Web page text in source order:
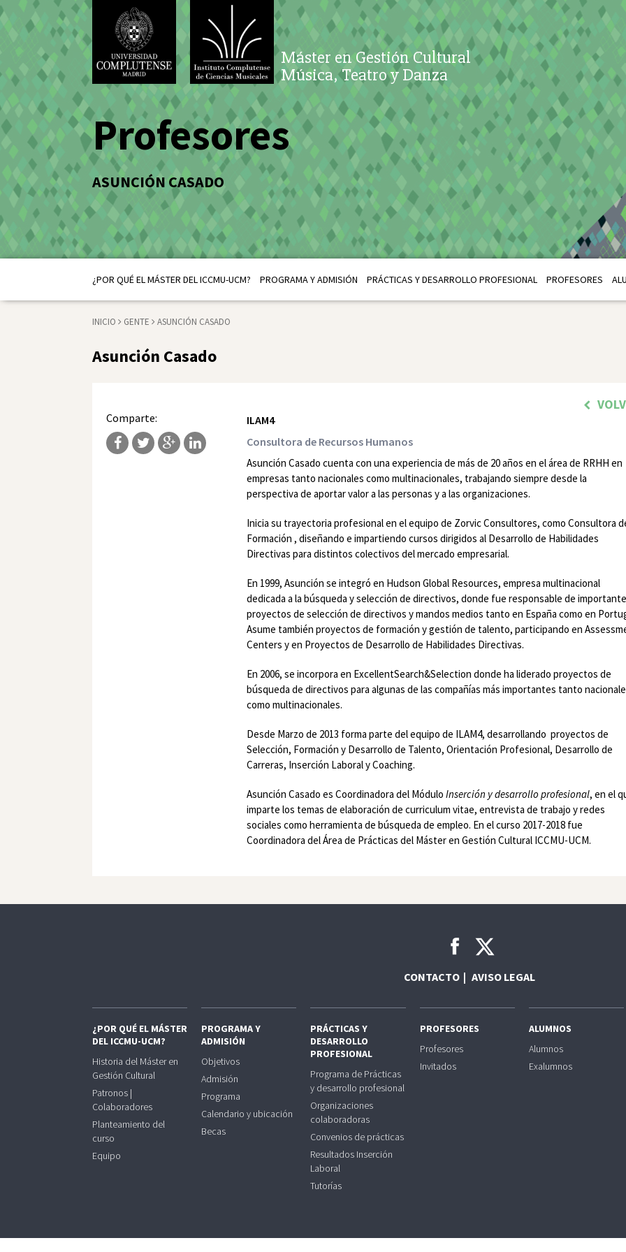
Máster en Gestión Cultural
Música, Teatro y Danza
Profesores
ASUNCIÓN CASADO
¿POR QUÉ EL MÁSTER DEL ICCMU-UCM? PROGRAMA Y ADMISIÓN PRÁCTICAS Y DESARROLLO PROFESIONAL PROFESORES
INICIO GENTE ASUNCIÓN CASADO
Asunción Casado
Comparte:
ILAM4
Consultora de Recursos Humanos
Asunción Casado cuenta con una experiencia de más de 20 años en el área de RRHH en
empresas tanto nacionales como multinacionales, trabajando siempre desde la
perspectiva de aportar valor a las personas y a las organizaciones.
Inicia su trayectoria profesional en el equipo de Zorvic Consultores, como Consultora
Formación , diseñando e impartiendo cursos dirigidos al Desarrollo de Habilidades
Directivas para distintos colectivos del mercado empresarial.
En 1999, Asunción se integró en Hudson Global Resources, empresa multinacional
dedicada a la búsqueda y selección de directivos, donde fue responsable de
proyectos de selección de directivos y mandos medios tanto en España como en
Asume también proyectos de formación y gestión de talento, participando en
Centers y en Proyectos de Desarrollo de Habilidades Directivas.
En 2006, se incorpora en ExcellentSearch&Selection donde ha liderado proyectos de
búsqueda de directivos para algunas de las compañías más importantes tanto
como multinacionales.
Desde Marzo de 2013 forma parte del equipo de ILAM4, desarrollando proyectos de
Selección, Formación y Desarrollo de Talento, Orientación Profesional, Desarrollo de
Carreras, Inserción Laboral y Coaching.
Asunción Casado es Coordinadora del MóduloInserción y desarrollo profesional, en el
imparte los temas de elaboración de curriculum vitae, entrevista de trabajo y redes
sociales como herramienta de búsqueda de empleo. En el curso 2017-2018 fue
Coordinadora del Área de Prácticas del Máster en Gestión Cultural ICCMU-UCM.
CONTACTO AVISO LEGAL
¿POR QUÉ EL MÁSTER
DEL ICCMU-UCM?
Historia del Máster en
Gestión Cultural
Patronos |
Colaboradores
Planteamiento del
curso
Equipo
PROGRAMA Y
ADMISIÓN
Objetivos
Admisión
Programa
Calendario y ubicación
Becas
PRÁCTICAS Y
DESARROLLO
PROFESIONAL
Programa de Prácticas
y desarrollo profesional
Organizaciones
colaboradoras
Convenios de prácticas
Resultados Inserción
Laboral
Tutorías
PROFESORES
Profesores
Invitados
ALUMNOS
Alumnos
Exalumnos